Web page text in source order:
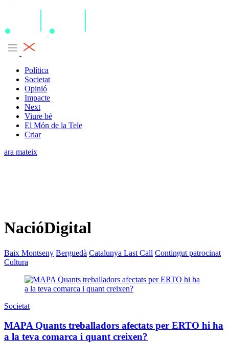
Política
Societat
Opinió
Impacte
Next
Viure bé
El Món de la Tele
Criar
ara mateix
NacióDigital
Baix Montseny Berguedà Catalunya Last Call Contingut patrocinat
Cultura
Societat
MAPA Quants treballadors afectats per ERTO hi ha
a la teva comarca i quant creixen?